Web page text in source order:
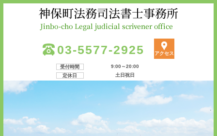
03-5577-2925 アクセス
受付時間
9:00～20:00
定休日
土日祝日